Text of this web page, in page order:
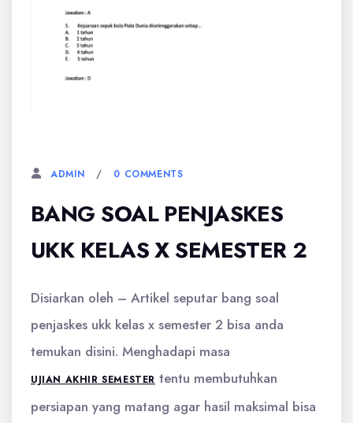
ADMIN 0 COMMENTS
BANG SOAL PENJASKES
UKK KELAS X SEMESTER 2
Disiarkan oleh – Artikel seputar bang soal
penjaskes ukk kelas x semester 2 bisa anda
temukan disini. Menghadapi masa
UJIAN AKHIR SEMESTER tentu membutuhkan
persiapan yang matang agar hasil maksimal bisa